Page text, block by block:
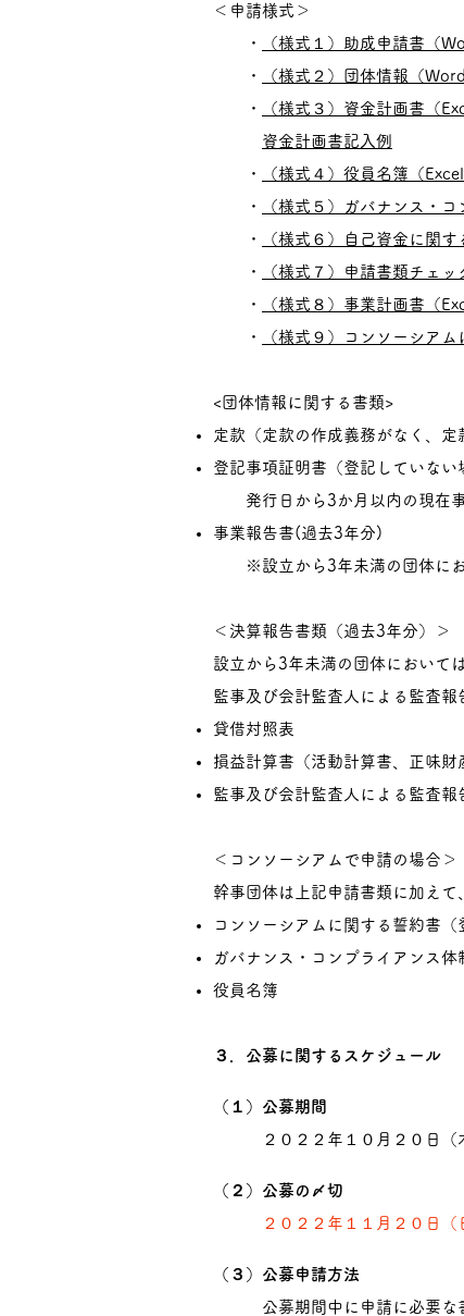
＜申請様式＞
・
（様式１）助成申請書（
・
（様式２）団体情報（Word
・
（様式３）資金計画書（
資金計画書記入例
・
（様式４）役員名簿（Excel
・
（様式５）ガバナンス・
・
（様式６）自己資金に関す
・
（様式７）申請書類チェッ
・
（様式８）事業計画書（
・
（様式９）コンソーシア
<団体情報に関する書類>
定款（定款の作成義務がなく、定
登記事項証明書（登記していな
発行日から3か月以内の現在事
事業報告書(過去3年分)
※設立から3年未満の団体にお
＜決算報告書類（過去3年分）＞
設立から3年未満の団体において
監事及び会計監査人による監査報
貸借対照表
損益計算書（活動計算書、正味財
監事及び会計監査人による監査報
＜コンソーシアムで申請の場合＞
幹事団体は上記申請書類に加え
コンソーシアムに関する誓約書（
ガバナンス・コンプライアンス体
役員名簿
３．公募に関するスケジュール
（１）公募期間
２０２２年１０月２０日（木
（２）公募の〆切
２０２２年１１月２０日（
（３）公募申請方法
公募期間中に申請に必要な